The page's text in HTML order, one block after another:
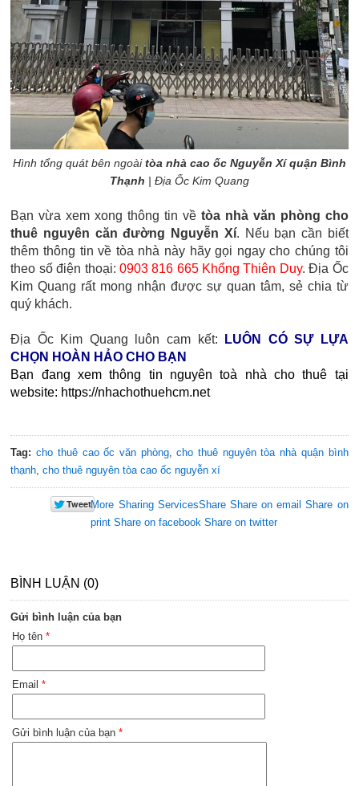
Hình tổng quát bên ngoàitòa nhà cao ốc Nguyễn Xí quận Bình
Thạnh | Địa Ốc Kim Quang
Bạn vừa xem xong thông tin về tòa nhà văn phòng cho
thuê nguyên căn đường Nguyễn Xí. Nếu bạn cần biết
thêm thông tin về tòa nhà này hãy gọi ngay cho chúng tôi
theo số điện thoại: 0903 816 665 Khổng Thiên Duy. Địa Ốc
Kim Quang rất mong nhận được sự quan tâm, sẻ chia từ
quý khách.
Địa Ốc Kim Quang luôn cam kết:
LUÔN CÓ SỰ LỰA
CHỌN HOÀN HẢO CHO BẠN
Bạn đang xem thông tin nguyên toà nhà cho thuê tại
website: https://nhachothuehcm.net
Tag: cho thuê cao ốc văn phòng,cho thuê nguyên tòa nhà quận bình
thạnh ,cho thuê nguyên tòa cao ốc nguyễn xí
More Sharing ServicesShare Share on email Share on
print Share on facebook Share on twitter
BÌNH LUẬN (0)
Gửi bình luận của bạn
Họ tên*
Email*
Gửi bình luận của bạn*